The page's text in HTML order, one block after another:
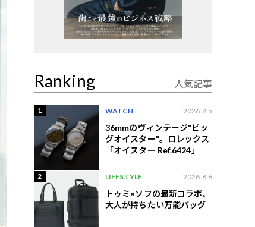
Ranking 人気記事
1 WATCH 2026.8.5
36mmのヴィンテージ"ビッ
グオイスター"。ロレックス
「オイスター Ref.6424」
2 LIFESTYLE 2026.8.6
トゥミ×ソフの最新コラボ、
大人が持ちたい万能バッグ